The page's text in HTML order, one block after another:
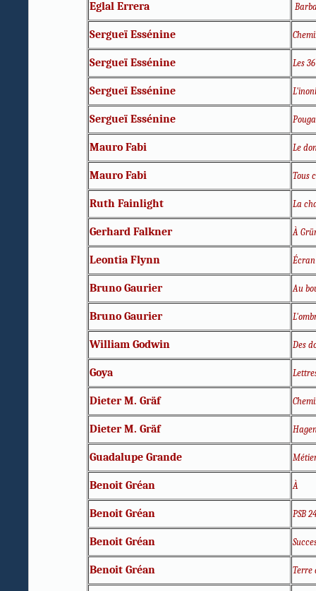
Eglal Errera
Sergueï Essénine
Sergueï Essénine Les 36
Sergueï Essénine
Sergueï Essénine
Mauro Fabi Le
Mauro Fabi Tous
Ruth Fainlight La
Gerhard Falkner À
Leontia Flynn
Bruno Gaurier Au
Bruno Gaurier
William Godwin Des
Goya
Dieter M. Gräf
Dieter M. Gräf
Guadalupe Grande
Benoit Gréan À
Benoit Gréan PSB 24
Benoit Gréan
Benoit Gréan Terre